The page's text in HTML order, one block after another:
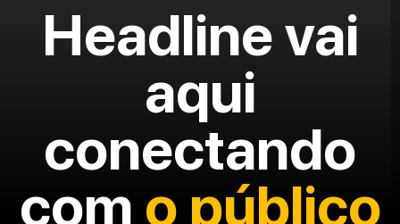
Headline vai
aqui
conectando
com o público